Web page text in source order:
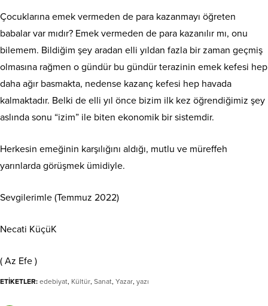
Çocuklarına emek vermeden de para kazanmayı öğreten
babalar var mıdır? Emek vermeden de para kazanılır mı, onu
bilemem. Bildiğim şey aradan elli yıldan fazla bir zaman geçmiş
olmasına rağmen o gündür bu gündür terazinin emek kefesi hep
daha ağır basmakta, nedense kazanç kefesi hep havada
kalmaktadır. Belki de elli yıl önce bizim ilk kez öğrendiğimiz şey
aslında sonu “izim” ile biten ekonomik bir sistemdir.
Herkesin emeğinin karşılığını aldığı, mutlu ve müreffeh
yarınlarda görüşmek ümidiyle.
Sevgilerimle (Temmuz 2022)
Necati KüçüK
( Az Efe )
ETİKETLER: edebiyat, Kültür, Sanat, Yazar, yazı